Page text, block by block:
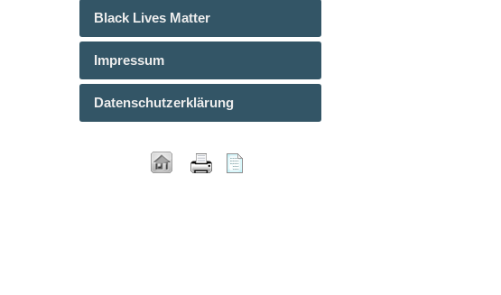
Black Lives Matter
Impressum
Datenschutzerklärung